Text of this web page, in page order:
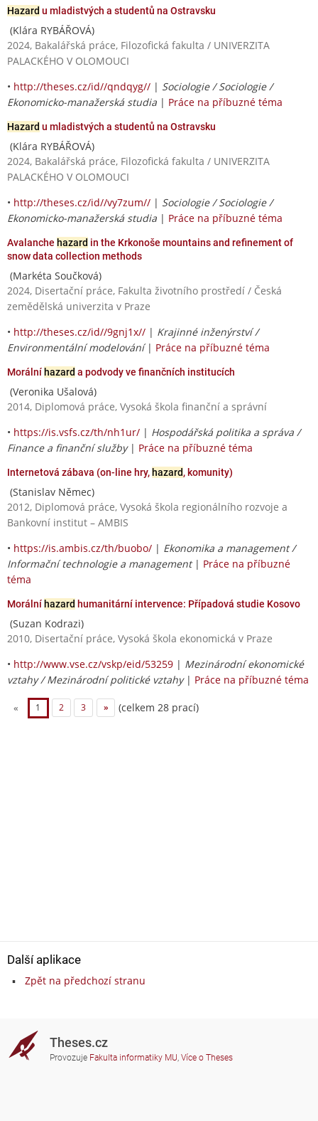
Hazard u mladistvých a studentů na Ostravsku
(Klára RYBÁŘOVÁ)
2024, Bakalářská práce, Filozofická fakulta / UNIVERZITA
PALACKÉHO V OLOMOUCI
• http://theses.cz/id//qndqyg// | Sociologie / Sociologie /
Ekonomicko-manažerská studia | Práce na příbuzné téma
Hazard u mladistvých a studentů na Ostravsku
(Klára RYBÁŘOVÁ)
2024, Bakalářská práce, Filozofická fakulta / UNIVERZITA
PALACKÉHO V OLOMOUCI
• http://theses.cz/id//vy7zum// | Sociologie / Sociologie /
Ekonomicko-manažerská studia | Práce na příbuzné téma
Avalanche hazard in the Krkonoše mountains and refinement of
snow data collection methods
(Markéta Součková)
2024, Disertační práce, Fakulta životního prostředí / Česká
zemědělská univerzita v Praze
• http://theses.cz/id//9gnj1x// | Krajinné inženýrství /
Environmentální modelování| Práce na příbuzné téma
Morální hazard a podvody ve finančních institucích
(Veronika Ušalová)
2014, Diplomová práce, Vysoká škola finanční a správní
• https://is.vsfs.cz/th/nh1ur/ | Hospodářská politika a správa /
Finance a finanční služby| Práce na příbuzné téma
Internetová zábava (on-line hry, hazard, komunity)
(Stanislav Němec)
2012, Diplomová práce, Vysoká škola regionálního rozvoje a
Bankovní institut – AMBIS
• https://is.ambis.cz/th/buobo/ | Ekonomika a management /
Informační technologie a management| Práce na příbuzné
téma
Morální hazard humanitární intervence: Případová studie Kosovo
(Suzan Kodrazi)
2010, Disertační práce, Vysoká škola ekonomická v Praze
• http://www.vse.cz/vskp/eid/53259 | Mezinárodní ekonomické
vztahy / Mezinárodní politické vztahy| Práce na příbuzné téma
« 1 2 3 » (celkem 28 prací)
Další aplikace
Zpět na předchozí stranu
Theses.cz
Provozuje Fakulta informatiky MU, Více o Theses